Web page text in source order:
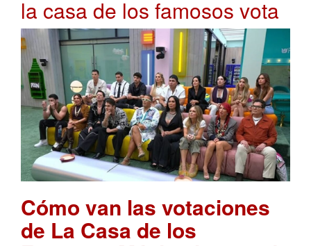
la casa de los famosos vota
Cómo van las votaciones
de La Casa de los